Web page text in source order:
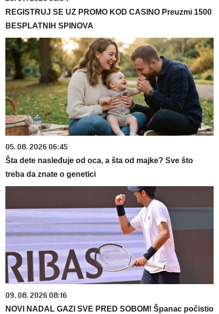
REGISTRUJ SE UZ PROMO KOD CASINO Preuzmi 1500
BESPLATNIH SPINOVA
05. 08. 2026 06:45
Šta dete nasleđuje od oca, a šta od majke? Sve što
treba da znate o genetici
09. 08. 2026 08:16
NOVI NADAL GAZI SVE PRED SOBOM! Španac počistio